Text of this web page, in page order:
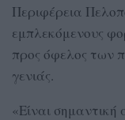
Περιφέρεια
εμπλεκόμενους
προς όφελος των
γενιάς.
«Είναι